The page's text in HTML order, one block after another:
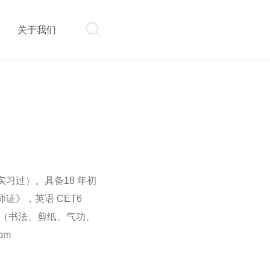

关于我们
习过）。具备18 年初
证》，英语 CET6
书法、剪纸、气功、